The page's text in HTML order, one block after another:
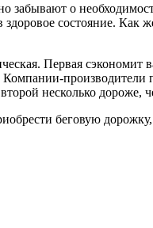
о
состояние.
Первая
Компании-
несколько
беговую